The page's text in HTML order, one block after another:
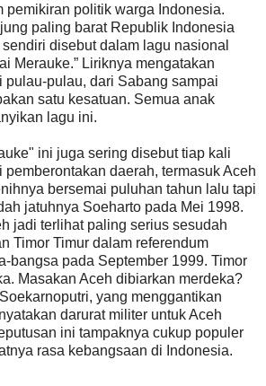
pemikiran politik warga Indonesia.
paling barat Republik Indonesia
sendiri disebut dalam lagu nasional
Merauke.” Liriknya mengatakan
pulau-pulau, dari Sabang sampai
satu kesatuan. Semua anak
lagu ini.
ini juga sering disebut tiap kali
daerah, termasuk Aceh
bersemai puluhan tahun lalu tapi
jatuhnya Soeharto pada Mei 1998.
jadi terlihat paling serius sesudah
Timor Timur dalam referendum
bangsa pada September 1999. Timor
Masakan Aceh dibiarkan merdeka?
yang menggantikan
darurat militer untuk Aceh
ini tampaknya cukup populer
rasa kebangsaan di Indonesia.